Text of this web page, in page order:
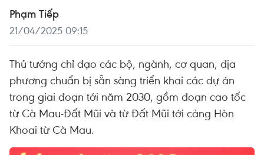
Phạm Tiếp
21/04/2025 09:15
Thủ tướng chỉ đạo các bộ, ngành, cơ quan, địa
phương chuẩn bị sẵn sàng triển khai các dự án
trong giai đoạn tới năm 2030, gồm đoạn cao tốc
từ Cà Mau-Đất Mũi và từ Đất Mũi tới cảng Hòn
Khoai từ Cà Mau.